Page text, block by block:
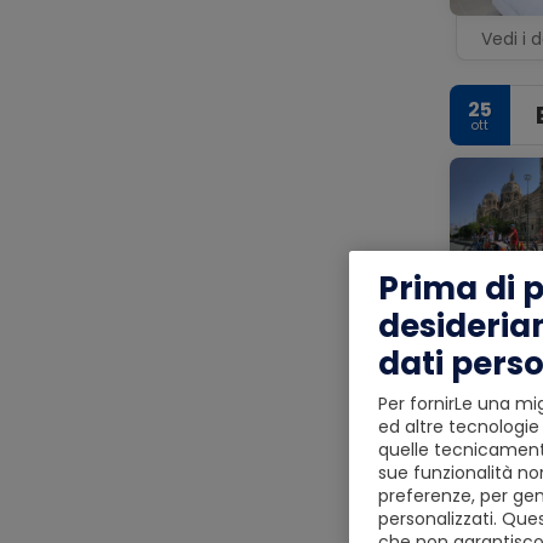
Vedi i
25
ott
Vedi i
26
ott
Il tuo
di
Prima di
dati
Per fornirLe una
ed altre tecnologie
quelle
sue funzionalità
preferenze, per
personalizzati.